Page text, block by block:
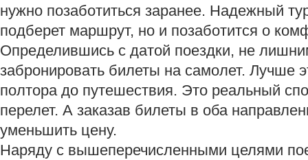
нужно позаботиться заранее. Надежный
подберет маршрут, но и позаботится о
Определившись с датой поездки, не
забронировать билеты на самолет. Лучше
полтора до путешествия. Это реальный
перелет. А заказав билеты в оба
уменьшить цену.
Наряду с вышеперечисленными целями